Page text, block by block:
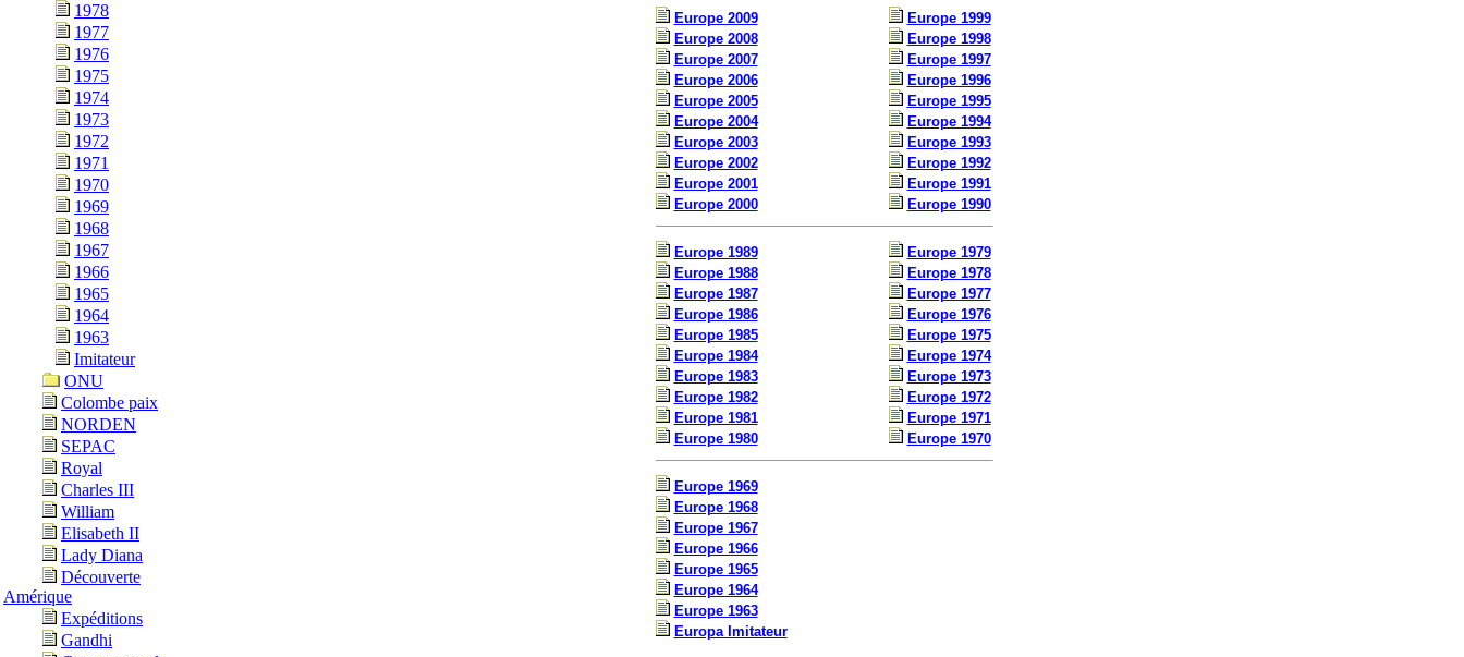
1978
1977
1976
1975
1974
1973
1972
1971
1970
1969
1968
1967
1966
1965
1964
1963
Imitateur
ONU
Colombe paix
NORDEN
SEPAC
Royal
Charles III
William
Elisabeth II
Lady Diana
Découverte
Amérique
Expéditions
Gandhi
Europe 2009
Europe 2008
Europe 2007
Europe 2006
Europe 2005
Europe 2004
Europe 2003
Europe 2002
Europe 2001
Europe 2000
Europe 1999
Europe 1998
Europe 1997
Europe 1996
Europe 1995
Europe 1994
Europe 1993
Europe 1992
Europe 1991
Europe 1990
Europe 1989
Europe 1988
Europe 1987
Europe 1986
Europe 1985
Europe 1984
Europe 1983
Europe 1982
Europe 1981
Europe 1980
Europe 1979
Europe 1978
Europe 1977
Europe 1976
Europe 1975
Europe 1974
Europe 1973
Europe 1972
Europe 1971
Europe 1970
Europe 1969
Europe 1968
Europe 1967
Europe 1966
Europe 1965
Europe 1964
Europe 1963
Europa Imitateur